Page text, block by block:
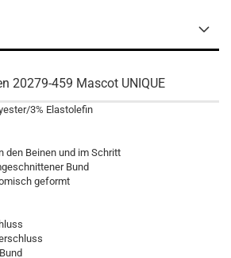
20279-459 Mascot UNIQUE
3% Elastolefin
den Beinen und im Schritt
Bund
geformt